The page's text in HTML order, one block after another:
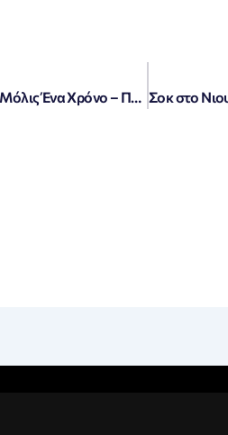
«Ψάρια: Η Απίστευτη Άνοδος Τιμών έως 80% σε Μόλις Ένα Χρόνο – Πού Έχουν Χαθεί;»